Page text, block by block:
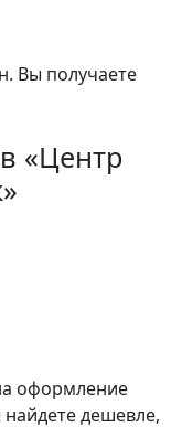
Вы получаете
«Центр
оформление
дешевле,